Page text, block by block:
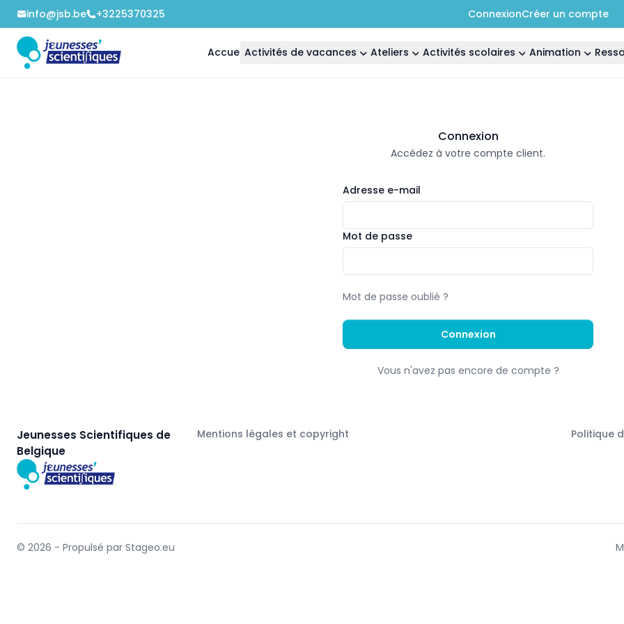
info@jsb.be +3225370325 ConnexionCréer un compte
Accueil Activités de vacances Ateliers Activités scolaires Animation
Connexion
Accédez à votre compte client.
Adresse e-mail
Mot de passe
Mot de passe oublié ?
Connexion
Vous n'avez pas encore de compte ?
Jeunesses Scientifiques de
Belgique
Mentions légales et copyright Politique
© 2026 - Propulsé par Stageo.eu